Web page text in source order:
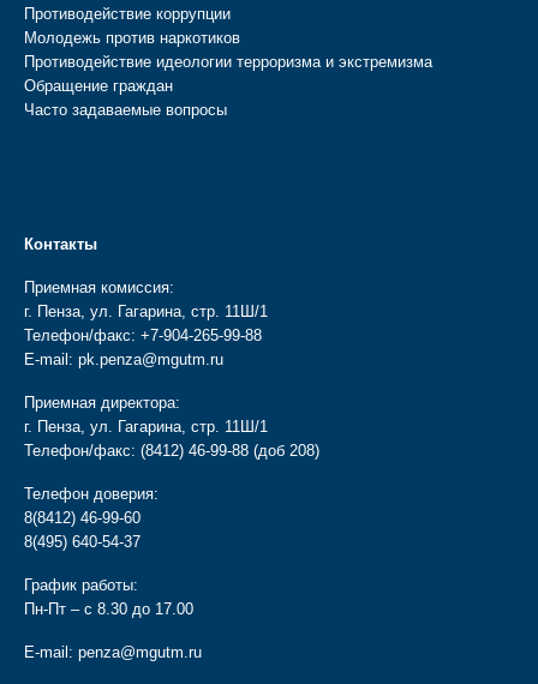
Противодействие коррупции
Молодежь против наркотиков
Противодействие идеологии терроризма и экстремизма
Обращение граждан
Часто задаваемые вопросы
Контакты
Приемная комиссия:
г. Пенза, ул. Гагарина, стр. 11Ш/1
Телефон/факс: +7-904-265-99-88
E-mail: pk.penza@mgutm.ru
Приемная директора:
г. Пенза, ул. Гагарина, стр. 11Ш/1
Телефон/факс: (8412) 46-99-88 (доб 208)
Телефон доверия:
8(8412) 46-99-60
8(495) 640-54-37
График работы:
Пн-Пт – с 8.30 до 17.00
E-mail: penza@mgutm.ru